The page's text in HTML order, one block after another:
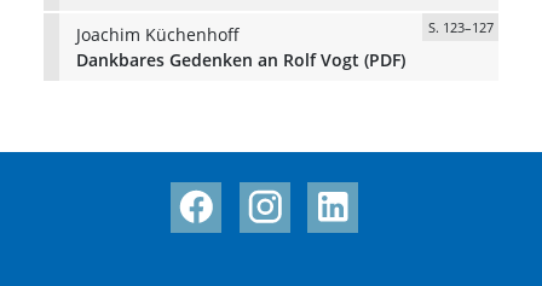
Joachim Küchenhoff
S. 123–127
Dankbares Gedenken an Rolf Vogt (PDF)